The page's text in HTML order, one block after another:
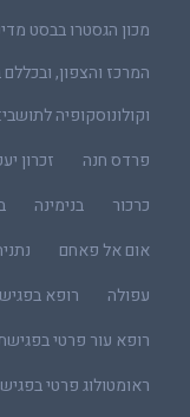
מכון הגסטרו בבסט
המרכז והצפון,
וקולונוסקופיה לתושבי:
פרדס חנה
זכרון
כרכור
בנימינה
אום אל פאחם
עפולה
רופא
רופא עור פרטי
ראומטולוג פרטי